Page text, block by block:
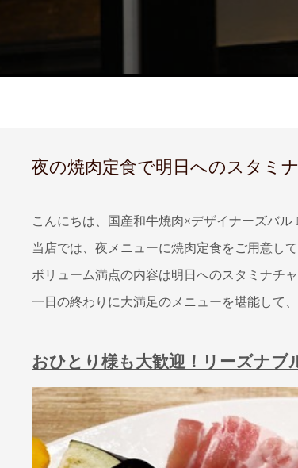
夜の焼肉定食で明日へのスタミ
こんにちは、国産和牛焼肉×デザイナーズバ
当店では、夜メニューに焼肉定食をご用意して
ボリューム満点の内容は明日へのスタミナチ
一日の終わりに大満足のメニューを堪能して
おひとり様も大歓迎！リーズナブ